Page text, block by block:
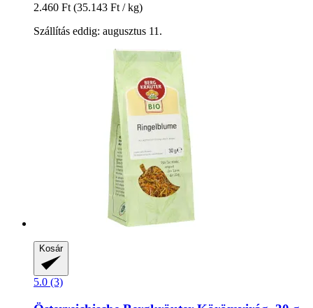
2.460 Ft (35.143 Ft / kg)
Szállítás eddig: augusztus 11.
Kosár
5.0 (3)